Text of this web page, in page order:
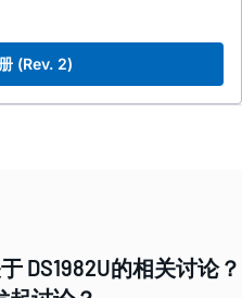
(Rev. 2)
DS1982U的相关讨论？